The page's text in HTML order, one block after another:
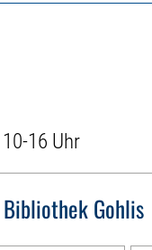
16 Uhr
Bibliothek Gohlis